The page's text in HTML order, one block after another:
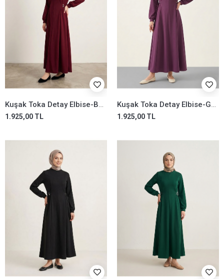
Kuşak Toka Detay Elbise-Bordo
1.925,00 TL
Kuşak Toka Detay Elbise-Gül Kurusu
1.925,00 TL